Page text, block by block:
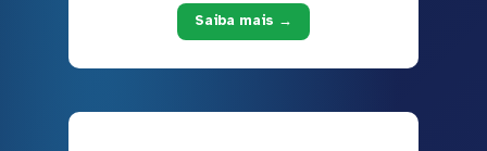
Saiba mais →